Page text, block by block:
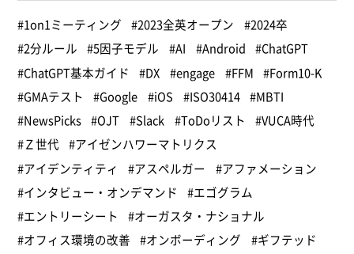
#1on1ミーティング #2023全英オープン
#2024卒
#2分ルール
#5因子モデル #AI #Android #ChatGPT
#ChatGPT基本ガイド
#DX #engage #FFM #Form10-K
#GMAテスト
#Google #iOS #ISO30414 #MBTI
#NewsPicks #OJT #Slack #ToDoリスト
#VUCA時代
#Ｚ世代
#アイゼンハワーマトリクス
#アイデンティティ
#アスペルガー
#アファメーション
#インタビュー・オンデマンド
#エゴグラム
#エントリーシート
#オーガスタ・ナショナル
#オフィス環境の改善
#オンボーディング
#ギフテッド